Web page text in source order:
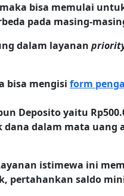
bisa memulai
pada masing-
dalam layanan
bisa mengisi form
Deposito yaitu
dana dalam mata uang
istimewa ini
pertahankan saldo